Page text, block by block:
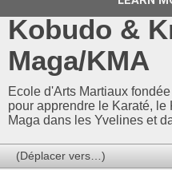
Kobudo &
Maga/KMA
Ecole d'Arts Martiaux
pour apprendre le Karaté,
Maga dans les Yvelines et